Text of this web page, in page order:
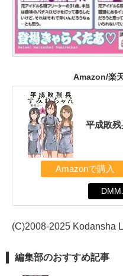
Amazon/楽
平成敗
Amazonで購入
(C)2008-2025 Kodansha
編集部のおすすめ記事